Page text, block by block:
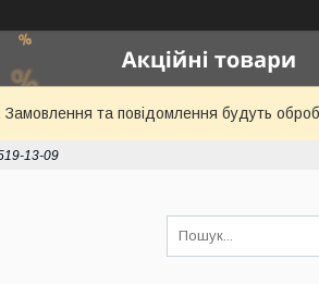
Замовлення та повідомлення будуть
13-09